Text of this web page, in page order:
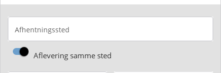
Afhentningssted
Aflevering samme sted